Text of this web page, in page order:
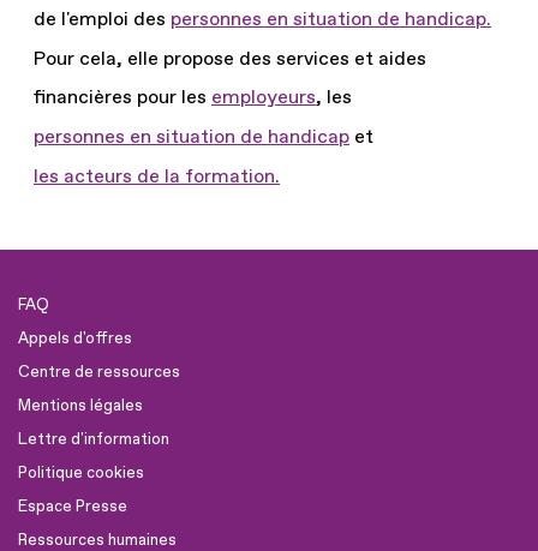
de l'emploi des personnes en situation de handicap.
Pour cela, elle propose des services et aides
financières pour les employeurs, les
personnes en situation de handicap et
les acteurs de la formation.
FAQ
Appels d'offres
Centre de ressources
Mentions légales
Lettre d'information
Politique cookies
Espace Presse
Ressources humaines